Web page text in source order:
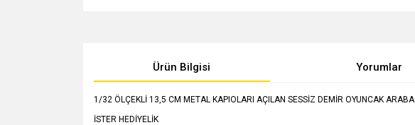
Ürün Bilgisi Yorumlar
1/32 ÖLÇEKLİ 13,5 CM METAL KAPIOLARI AÇILAN SESSİZ DEMİR OYUNCAK ARABA
İSTER HEDİYELİK